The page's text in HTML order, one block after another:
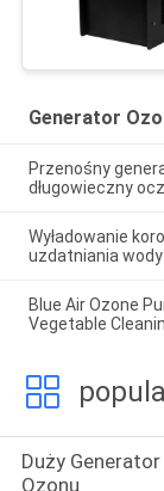
Generator
Przenośny
długowieczny
Wyładowanie
uzdatniania
Blue Air Ozone
Vegetable
Duży Generator
Ozonu